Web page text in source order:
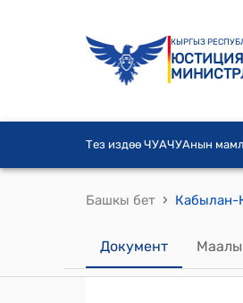
КЫРГЫЗ
ЮСТИЦИЯ
Тез издөө ЧУАЧУАнын
Башкы бет ›
Документ